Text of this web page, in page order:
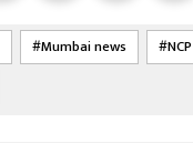
Mumbai news NCP